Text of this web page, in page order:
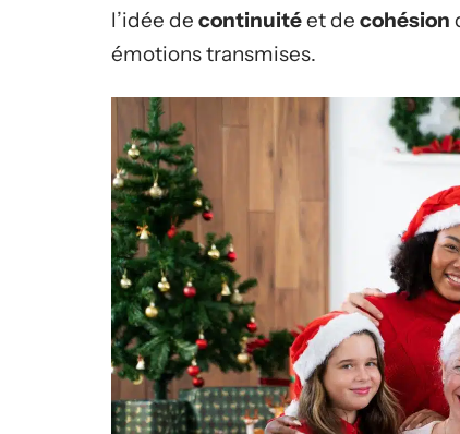
l’idée de continuitéet de cohésion
émotions transmises.